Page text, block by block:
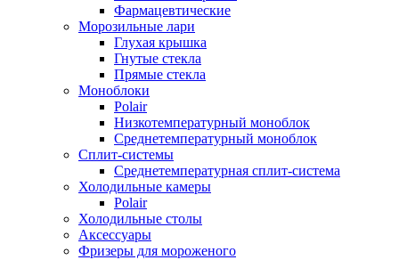
Фармацевтические
Морозильные лари
Глухая крышка
Гнутые стекла
Прямые стекла
Моноблоки
Polair
Низкотемпературный моноблок
Среднетемпературный моноблок
Сплит-системы
Среднетемпературная сплит-система
Холодильные камеры
Polair
Холодильные столы
Аксессуары
Фризеры для мороженого